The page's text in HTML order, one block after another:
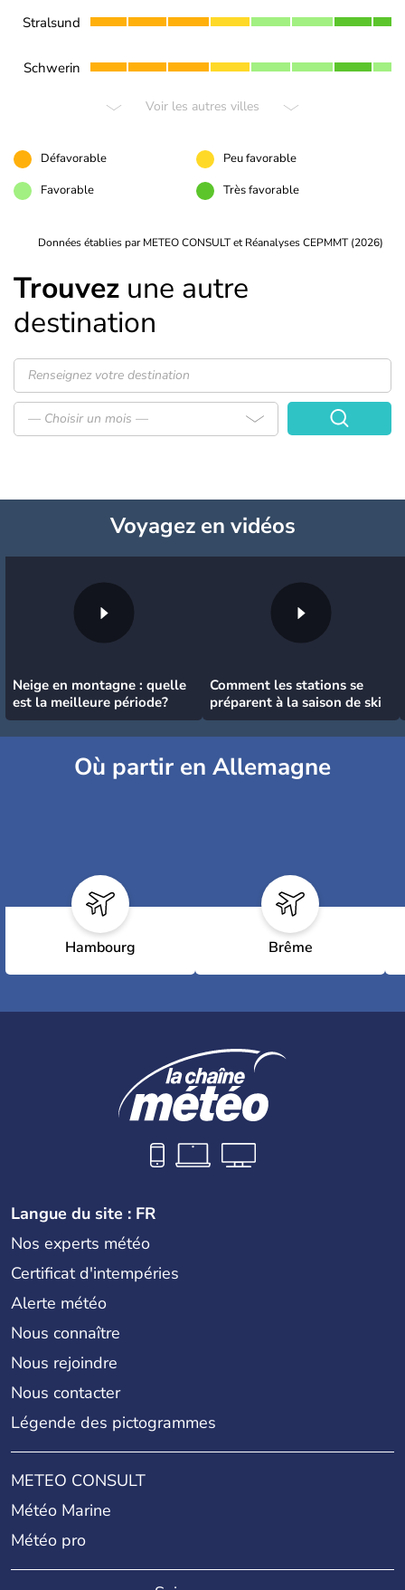
Stralsund
Schwerin
Voir les autres villes
Défavorable
Peu favorable
Favorable
Très favorable
Données établies par METEO CONSULT et Réanalyses CEPMMT (2026)
Trouvez une autre
destination
— Choisir un mois —
Voyagezen vidéos
Neige en montagne : quelle
est la meilleure période?
Comment les stations se
préparent à la saison de ski
Où partir en Allemagne
Hambourg Brême
Langue du site : FR
Nos experts météo
Certificat d'intempéries
Alerte météo
Nous connaître
Nous rejoindre
Nous contacter
Légende des pictogrammes
METEO CONSULT
Météo Marine
Météo pro